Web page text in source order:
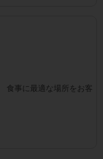
食事に最適な場所をお客